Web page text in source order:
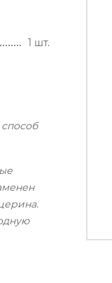
1 шт.